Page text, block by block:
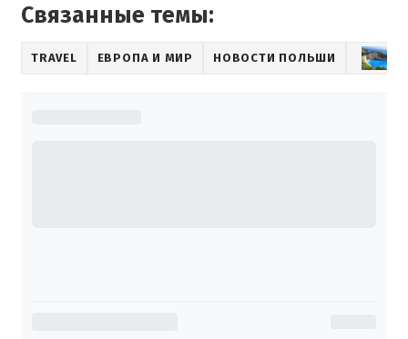
Связанные темы:
TRAVEL ЕВРОПА И МИР НОВОСТИ ПОЛЬШИ